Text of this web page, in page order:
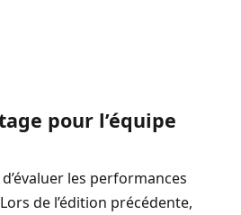
pour l’équipe
les performances
de l’édition précédente,